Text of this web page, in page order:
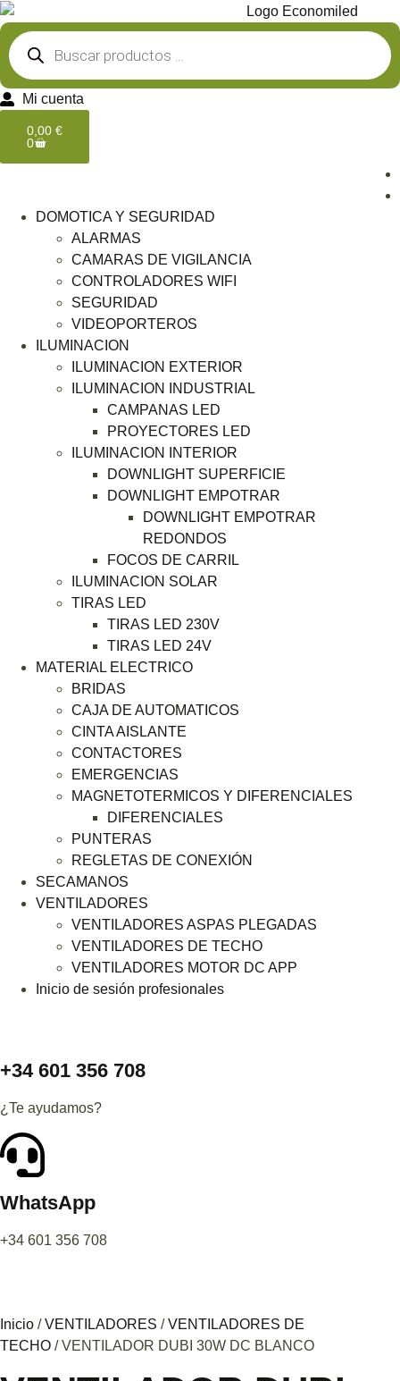
Mi cuenta
0,00 €
0
DOMOTICA Y SEGURIDAD
ALARMAS
CAMARAS DE VIGILANCIA
CONTROLADORES WIFI
SEGURIDAD
VIDEOPORTEROS
ILUMINACION
ILUMINACION EXTERIOR
ILUMINACION INDUSTRIAL
CAMPANAS LED
PROYECTORES LED
ILUMINACION INTERIOR
DOWNLIGHT SUPERFICIE
DOWNLIGHT EMPOTRAR
DOWNLIGHT EMPOTRAR
REDONDOS
FOCOS DE CARRIL
ILUMINACION SOLAR
TIRAS LED
TIRAS LED 230V
TIRAS LED 24V
MATERIAL ELECTRICO
BRIDAS
CAJA DE AUTOMATICOS
CINTA AISLANTE
CONTACTORES
EMERGENCIAS
MAGNETOTERMICOS Y DIFERENCIALES
DIFERENCIALES
PUNTERAS
REGLETAS DE CONEXIÓN
SECAMANOS
VENTILADORES
VENTILADORES ASPAS PLEGADAS
VENTILADORES DE TECHO
VENTILADORES MOTOR DC APP
Inicio de sesión profesionales
+34 601 356 708
¿Te ayudamos?
WhatsApp
+34 601 356 708
Inicio /VENTILADORES /VENTILADORES DE
TECHO / VENTILADOR DUBI 30W DC BLANCO